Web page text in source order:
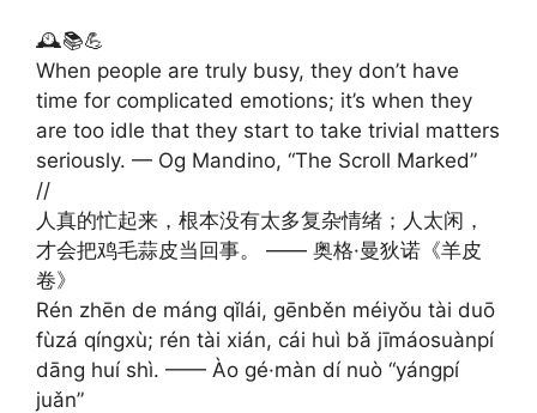
🕰️📚💪
When people are truly busy, they don’t have
time for complicated emotions; it’s when they
are too idle that they start to take trivial matters
seriously. — Og Mandino, “The Scroll Marked”
//
人真的忙起来，根本没有太多复杂情绪；人太闲，
才会把鸡毛蒜皮当回事。 —— 奥格·曼狄诺《羊皮
卷》 ​​​
Rén zhēn de máng qǐlái, gēnběn méiyǒu tài duō
fùzá qíngxù; rén tài xián, cái huì bǎ jīmáosuànpí
dāng huí shì. —— Ào gé·màn dí nuò “yángpí
juǎn” ​​​